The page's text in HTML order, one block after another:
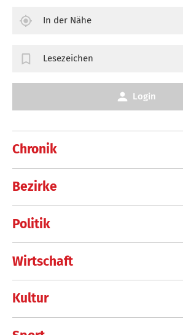
Chronik
Bezirke
Politik
Wirtschaft
Kultur
In der Nähe
Lesezeichen
Login